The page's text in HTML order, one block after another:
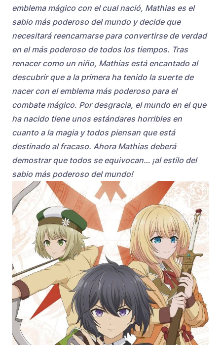
emblema mágico con el cual nació, Mathias es el
sabio más poderoso del mundo y decide que
necesitará reencarnarse para convertirse de verdad
en el más poderoso de todos los tiempos. Tras
renacer como un niño, Mathias está encantado al
descubrir que a la primera ha tenido la suerte de
nacer con el emblema más poderoso para el
combate mágico. Por desgracia, el mundo en el que
ha nacido tiene unos estándares horribles en
cuanto a la magia y todos piensan que está
destinado al fracaso. Ahora Mathias deberá
demostrar que todos se equivocan… ¡al estilo del
sabio más poderoso del mundo!